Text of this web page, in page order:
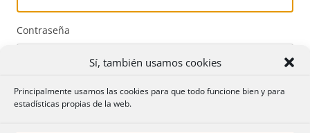
Sí, también usamos cookies
Principalmente usamos las cookies para que todo funcione bien y para
estadísticas propias de la web.
Contraseña